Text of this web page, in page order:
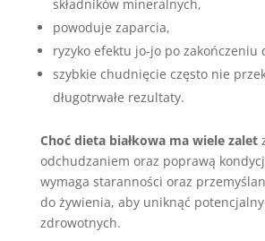
składników mineralnych,
powoduje zaparcia,
ryzyko efektu jo-jo po zakończeniu
szybkie chudnięcie często nie
długotrwałe rezultaty.
Choć dieta białkowa ma wiele zalet
odchudzaniem oraz poprawą
wymaga staranności oraz
do żywienia, aby uniknąć
zdrowotnych.